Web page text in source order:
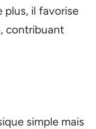
plus, il favorise
contribuant
simple mais